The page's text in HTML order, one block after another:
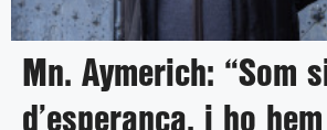
Mn. Aymerich: “Som
d’esperança, i ho